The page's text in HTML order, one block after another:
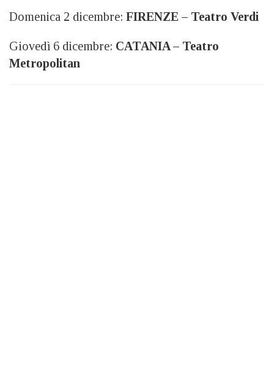
Domenica 2 dicembre: FIRENZE – Teatro Verdi
Giovedì 6 dicembre: CATANIA – Teatro
Metropolitan